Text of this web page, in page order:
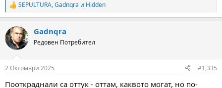
R
e
c
t
i
s
SEPULTURA,Gadnqra и Hidden
Gadnqra
Редовен Потребител
2 Октомври 2025 #1,335
Пооткраднали са оттук - оттам, каквото могат, но по-